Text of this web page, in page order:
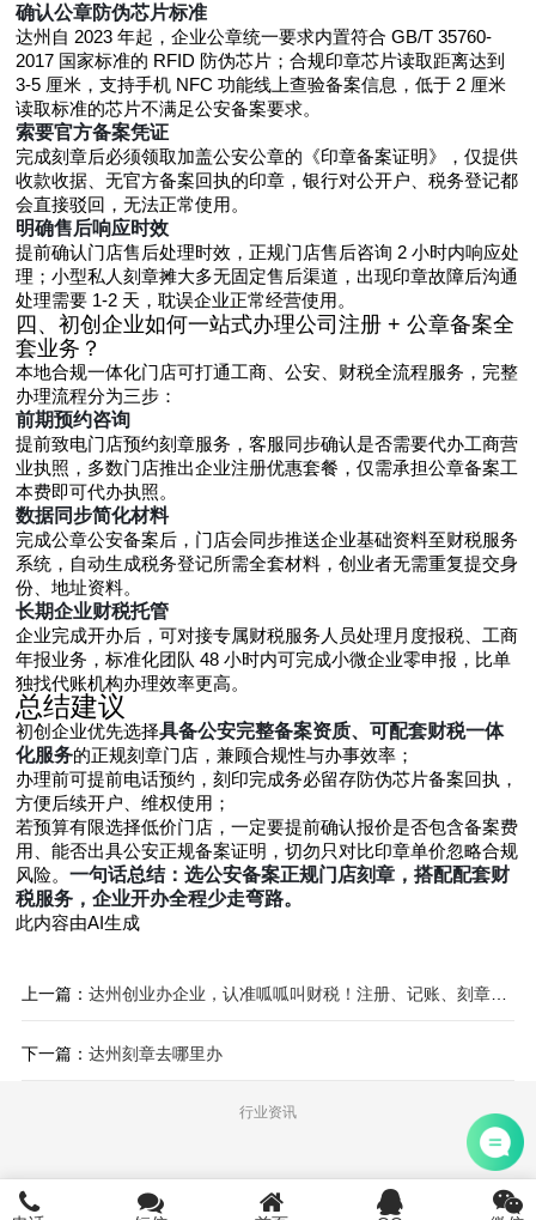
确认公章防伪芯片标准
达州自 2023 年起，企业公章统一要求内置符合 GB/T 35760-
2017 国家标准的 RFID 防伪芯片；合规印章芯片读取距离达到
3-5 厘米，支持手机 NFC 功能线上查验备案信息，低于 2 厘米
读取标准的芯片不满足公安备案要求。
索要官方备案凭证
完成刻章后必须领取加盖公安公章的《印章备案证明》，仅提供
收款收据、无官方备案回执的印章，银行对公开户、税务登记都
会直接驳回，无法正常使用。
明确售后响应时效
提前确认门店售后处理时效，正规门店售后咨询 2 小时内响应处
理；小型私人刻章摊大多无固定售后渠道，出现印章故障后沟通
处理需要 1-2 天，耽误企业正常经营使用。
四、初创企业如何一站式办理公司注册 + 公章备案全
套业务？
本地合规一体化门店可打通工商、公安、财税全流程服务，完整
办理流程分为三步：
前期预约咨询
提前致电门店预约刻章服务，客服同步确认是否需要代办工商营
业执照，多数门店推出企业注册优惠套餐，仅需承担公章备案工
本费即可代办执照。
数据同步简化材料
完成公章公安备案后，门店会同步推送企业基础资料至财税服务
系统，自动生成税务登记所需全套材料，创业者无需重复提交身
份、地址资料。
长期企业财税托管
企业完成开办后，可对接专属财税服务人员处理月度报税、工商
年报业务，标准化团队 48 小时内可完成小微企业零申报，比单
独找代账机构办理效率更高。
总结建议
初创企业优先选择具备公安完整备案资质、可配套财税一体
化服务的正规刻章门店，兼顾合规性与办事效率；
办理前可提前电话预约，刻印完成务必留存防伪芯片备案回执，
方便后续开户、维权使用；
若预算有限选择低价门店，一定要提前确认报价是否包含备案费
用、能否出具公安正规备案证明，切勿只对比印章单价忽略合规
风险。一句话总结：选公安备案正规门店刻章，搭配配套财
税服务，企业开办全程少走弯路。
此内容由AI生成
上一篇： 达州创业办企业，认准呱呱叫财税！注册、记账、刻章、地址托管一
下一篇： 达州刻章去哪里办
行业资讯